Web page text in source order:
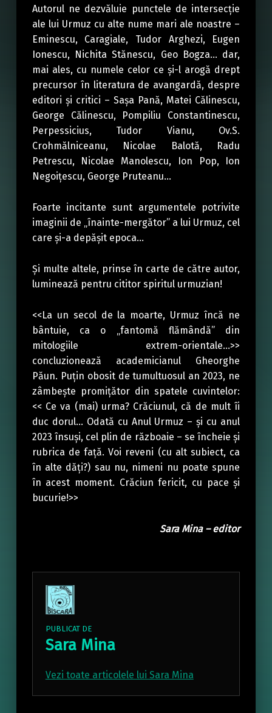
Autorul ne dezvăluie punctele de intersecție
ale lui Urmuz cu alte nume mari ale noastre –
Eminescu, Caragiale, Tudor Arghezi, Eugen
Ionescu, Nichita Stănescu, Geo Bogza… dar,
mai ales, cu numele celor ce și-l arogă drept
precursor în literatura de avangardă, despre
editori și critici – Sașa Pană, Matei Călinescu,
George Călinescu, Pompiliu Constantinescu,
Perpessicius, Tudor Vianu, Ov.S.
Crohmălniceanu, Nicolae Balotă, Radu
Petrescu, Nicolae Manolescu, Ion Pop, Ion
Negoiţescu, George Pruteanu…
Foarte incitante sunt argumentele potrivite
imaginii de „înainte-mergător” a lui Urmuz, cel
care și-a depășit epoca…
Și multe altele, prinse în carte de către autor,
luminează pentru cititor spiritul urmuzian!
<<La un secol de la moarte, Urmuz încă ne
bântuie, ca o „fantomă flămândă” din
mitologiile extrem-orientale…>>
concluzionează academicianul Gheorghe
Păun. Puțin obosit de tumultuosul an 2023, ne
zâmbește promițător din spatele cuvintelor:
<< Ce va (mai) urma? Crăciunul, că de mult îi
duc dorul… Odată cu Anul Urmuz – şi cu anul
2023 însuşi, cel plin de războaie – se încheie şi
rubrica de faţă. Voi reveni (cu alt subiect, ca
în alte dăţi?) sau nu, nimeni nu poate spune
în acest moment. Crăciun fericit, cu pace şi
bucurie!>>
Sara Mina – editor
PUBLICAT DE
Sara Mina
Vezi toate articolele lui Sara Mina
Skip back to main navigation